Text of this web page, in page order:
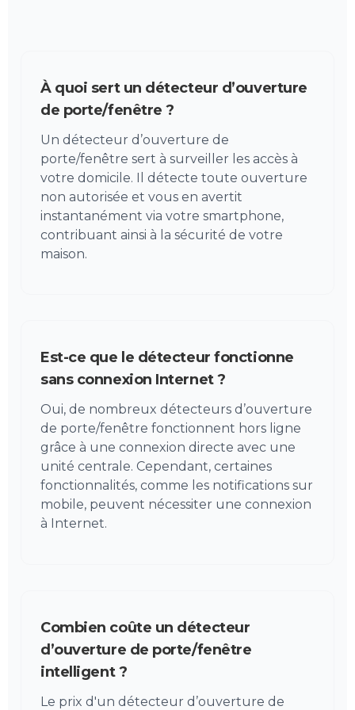
À quoi sert un détecteur d’ouverture
de porte/fenêtre ?
Un détecteur d’ouverture de
porte/fenêtre sert à surveiller les accès à
votre domicile. Il détecte toute ouverture
non autorisée et vous en avertit
instantanément via votre smartphone,
contribuant ainsi à la sécurité de votre
maison.
Est-ce que le détecteur fonctionne
sans connexion Internet ?
Oui, de nombreux détecteurs d’ouverture
de porte/fenêtre fonctionnent hors ligne
grâce à une connexion directe avec une
unité centrale. Cependant, certaines
fonctionnalités, comme les notifications sur
mobile, peuvent nécessiter une connexion
à Internet.
Combien coûte un détecteur
d’ouverture de porte/fenêtre
intelligent ?
Le prix d'un détecteur d’ouverture de